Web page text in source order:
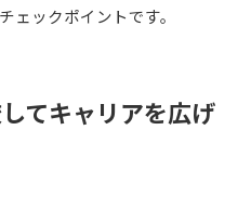
ェックポイントです。
てキャリアを広げ